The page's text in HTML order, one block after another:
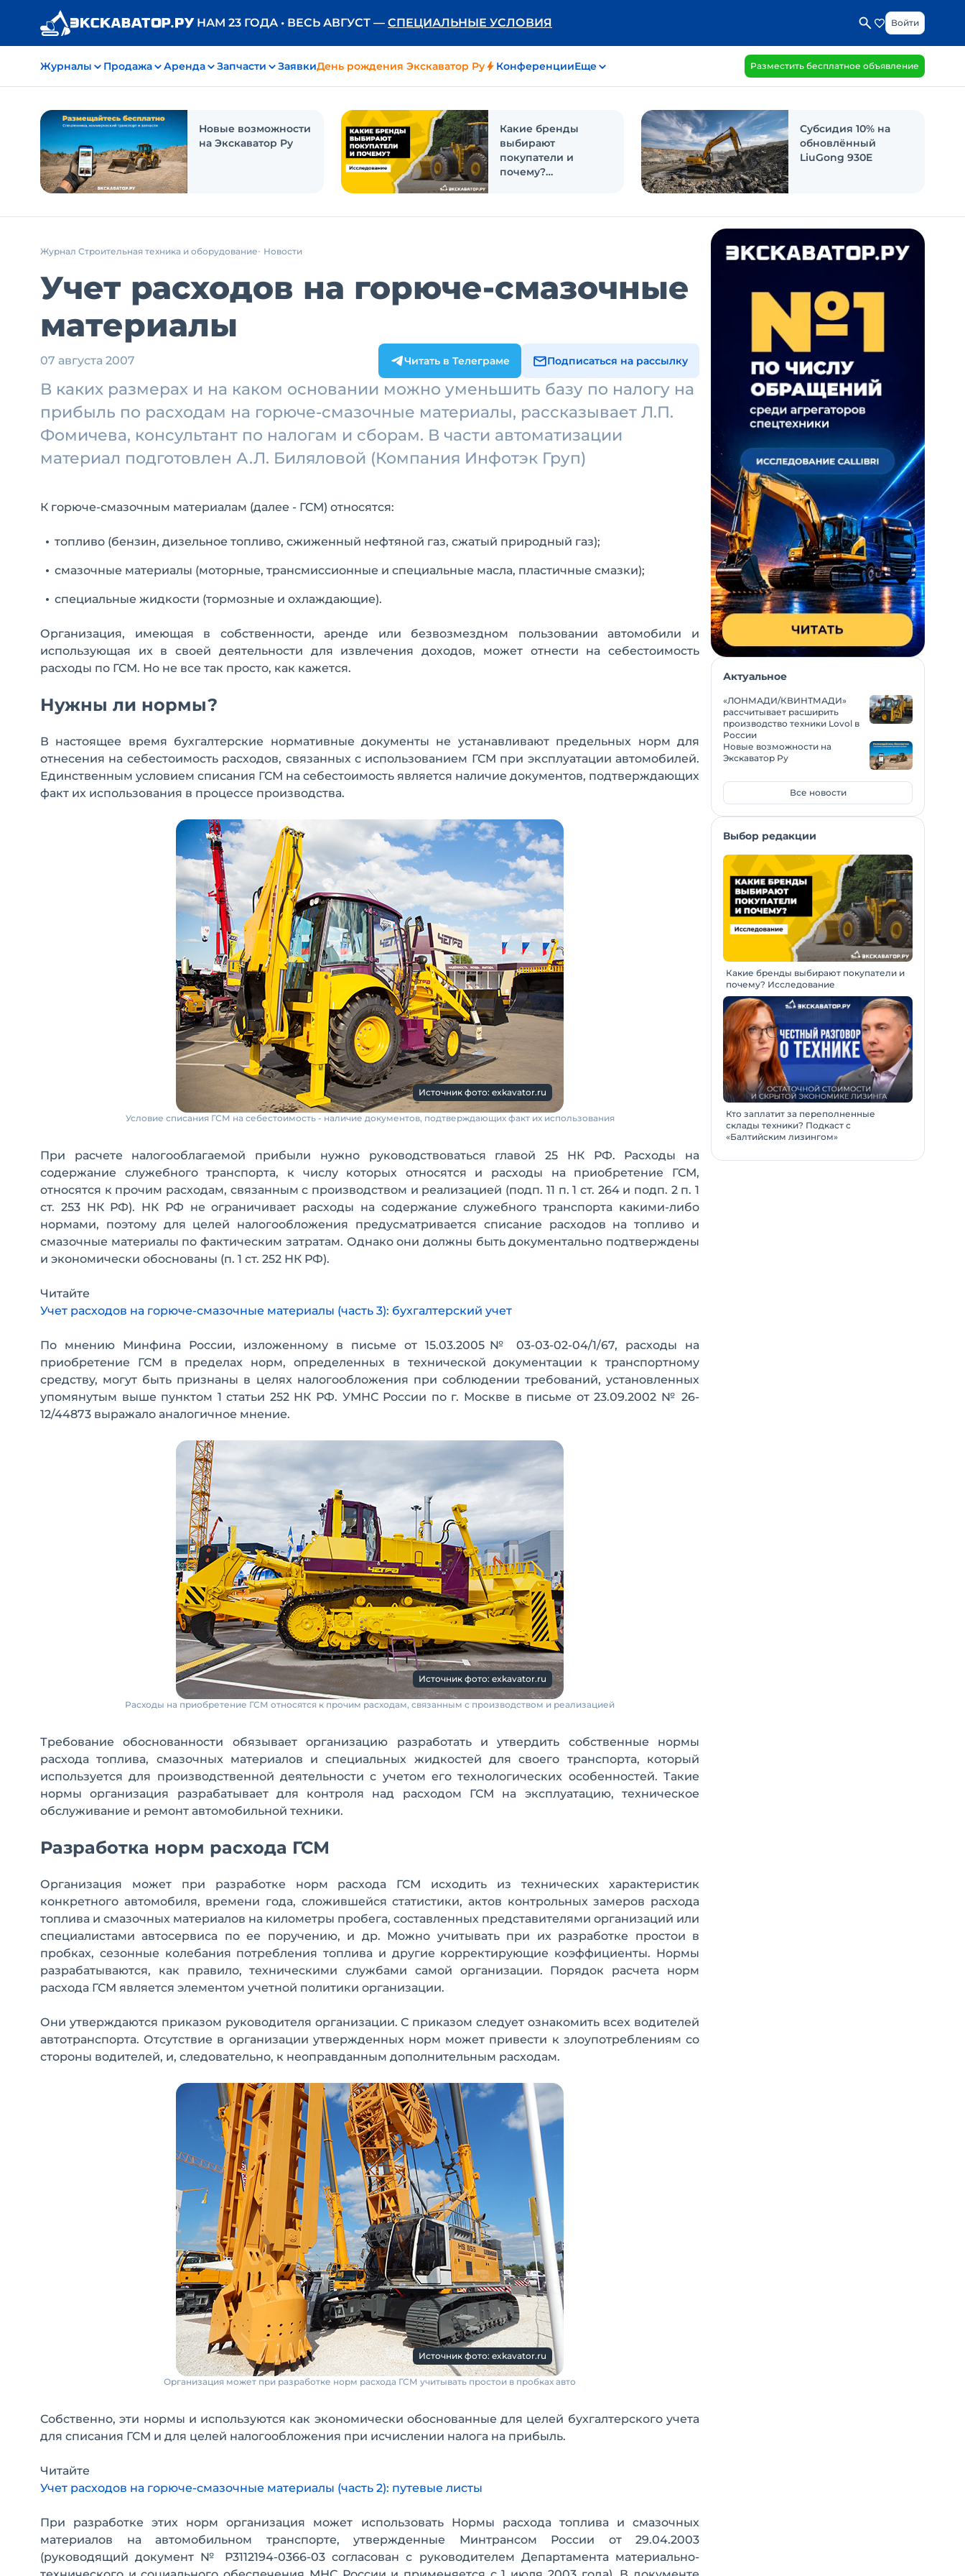
НАМ 23 ГОДА • ВЕСЬ АВГУСТ — СПЕЦИАЛЬНЫЕ УСЛОВИЯ Войти
Журналы Продажа Аренда Запчасти ЗаявкиДень рождения Экскаватор Ру КонференцииЕще Разместить бесплатное объявление
Новые возможности
на Экскаватор Ру
Какие бренды
выбирают
покупатели и
почему?
Субсидия 10% на
обновлённый
LiuGong 930E
Журнал Строительная техника и оборудование Новости
Учет расходов на горюче-смазочные
материалы
07 августа 2007 Читать в Телеграме Подписаться на рассылку
В каких размерах и на каком основании можно уменьшить базу по налогу на
прибыль по расходам на горюче-смазочные материалы, рассказывает Л.П.
Фомичева, консультант по налогам и сборам. В части автоматизации
материал подготовлен А.Л. Биляловой (Компания Инфотэк Груп)
К горюче-смазочным материалам (далее - ГСМ) относятся:
топливо (бензин, дизельное топливо, сжиженный нефтяной газ, сжатый природный газ);
смазочные материалы (моторные, трансмиссионные и специальные масла, пластичные смазки);
специальные жидкости (тормозные и охлаждающие).
Организация, имеющая в собственности, аренде или безвозмездном пользовании автомобили и
использующая их в своей деятельности для извлечения доходов, может отнести на себестоимость
расходы по ГСМ. Но не все так просто, как кажется.
Нужны ли нормы?
В настоящее время бухгалтерские нормативные документы не устанавливают предельных норм для
отнесения на себестоимость расходов, связанных с использованием ГСМ при эксплуатации автомобилей.
Единственным условием списания ГСМ на себестоимость является наличие документов, подтверждающих
факт их использования в процессе производства.
Источник фото: exkavator.ru
Условие списания ГСМ на себестоимость - наличие документов, подтверждающих факт их использования
При расчете налогооблагаемой прибыли нужно руководствоваться главой 25 НК РФ. Расходы на
содержание служебного транспорта, к числу которых относятся и расходы на приобретение ГСМ,
относятся к прочим расходам, связанным с производством и реализацией (подп. 11 п. 1 ст. 264 и подп. 2 п. 1
ст. 253 НК РФ). НК РФ не ограничивает расходы на содержание служебного транспорта какими-либо
нормами, поэтому для целей налогообложения предусматривается списание расходов на топливо и
смазочные материалы по фактическим затратам. Однако они должны быть документально подтверждены
и экономически обоснованы (п. 1 ст. 252 НК РФ).
Читайте
Учет расходов на горюче-смазочные материалы (часть 3): бухгалтерский учет
По мнению Минфина России, изложенному в письме от 15.03.2005№ 03-03-02-04/1/67, расходы на
приобретение ГСМ в пределах норм, определенных в технической документации к транспортному
средству, могут быть признаны в целях налогообложения при соблюдении требований, установленных
упомянутым выше пунктом 1 статьи 252 НК РФ. УМНС России по г. Москве в письме от 23.09.2002 № 26-
12/44873 выражало аналогичное мнение.
Источник фото: exkavator.ru
Расходы на приобретение ГСМ относятся к прочим расходам, связанным с производством и реализацией
Требование обоснованности обязывает организацию разработать и утвердить собственные нормы
расхода топлива, смазочных материалов и специальных жидкостей для своего транспорта, который
используется для производственной деятельности с учетом его технологических особенностей. Такие
нормы организация разрабатывает для контроля над расходом ГСМ на эксплуатацию, техническое
обслуживание и ремонт автомобильной техники.
Разработка норм расхода ГСМ
Организация может при разработке норм расхода ГСМ исходить из технических характеристик
конкретного автомобиля, времени года, сложившейся статистики, актов контрольных замеров расхода
топлива и смазочных материалов на километры пробега, составленных представителями организаций или
специалистами автосервиса по ее поручению, и др. Можно учитывать при их разработке простои в
пробках, сезонные колебания потребления топлива и другие корректирующие коэффициенты. Нормы
разрабатываются, как правило, техническими службами самой организации. Порядок расчета норм
расхода ГСМ является элементом учетной политики организации.
Они утверждаются приказом руководителя организации. С приказом следует ознакомить всех водителей
автотранспорта. Отсутствие в организации утвержденных норм может привести к злоупотреблениям со
стороны водителей, и, следовательно, к неоправданным дополнительным расходам.
Источник фото: exkavator.ru
Организация может при разработке норм расхода ГСМ учитывать простои в пробках авто
Собственно, эти нормы и используются как экономически обоснованные для целей бухгалтерского учета
для списания ГСМ и для целей налогообложения при исчислении налога на прибыль.
Читайте
Учет расходов на горюче-смазочные материалы (часть 2): путевые листы
При разработке этих норм организация может использовать Нормы расхода топлива и смазочных
материалов на автомобильном транспорте, утвержденные Минтрансом России от 29.04.2003
(руководящий документ № Р3112194-0366-03 согласован с руководителем Департамента материально-
Актуальное
«ЛОНМАДИ/КВИНТМАДИ»
рассчитывает расширить
производство техники Lovol в
России
Новые возможности на
Экскаватор Ру
Все новости
Выбор редакции
Какие бренды выбирают покупатели и
почему? Исследование
Кто заплатит за переполненные
склады техники? Подкаст с
«Балтийским лизингом»